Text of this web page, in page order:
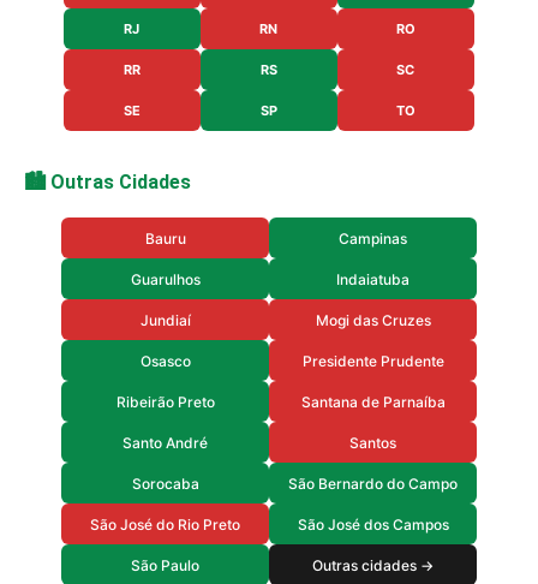
RJ RN RO
RR RS SC
SE SP TO
🏙️ Outras Cidades
Bauru Campinas
Guarulhos Indaiatuba
Jundiaí Mogi das Cruzes
Osasco Presidente Prudente
Ribeirão Preto Santana de Parnaíba
Santo André Santos
Sorocaba São Bernardo do Campo
São José do Rio Preto São José dos Campos
São Paulo Outras cidades →